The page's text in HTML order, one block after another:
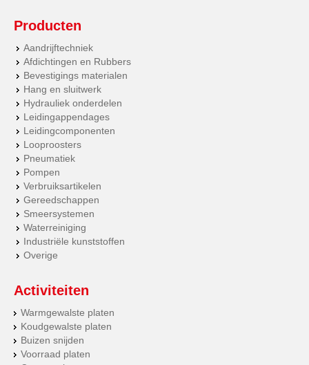
Producten
Aandrijftechniek
Afdichtingen en Rubbers
Bevestigings materialen
Hang en sluitwerk
Hydrauliek onderdelen
Leidingappendages
Leidingcomponenten
Looproosters
Pneumatiek
Pompen
Verbruiksartikelen
Gereedschappen
Smeersystemen
Waterreiniging
Industriële kunststoffen
Overige
Activiteiten
Warmgewalste platen
Koudgewalste platen
Buizen snijden
Voorraad platen